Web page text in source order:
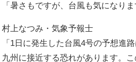
「暑さもですが、台風も気になり
村上なつみ・気象予報士
「1日に発生した台風4号の予想進
九州に接近する恐れがあります。